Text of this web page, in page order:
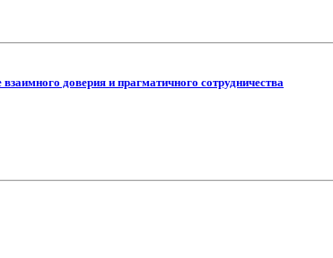
доверия и прагматичного сотрудничества